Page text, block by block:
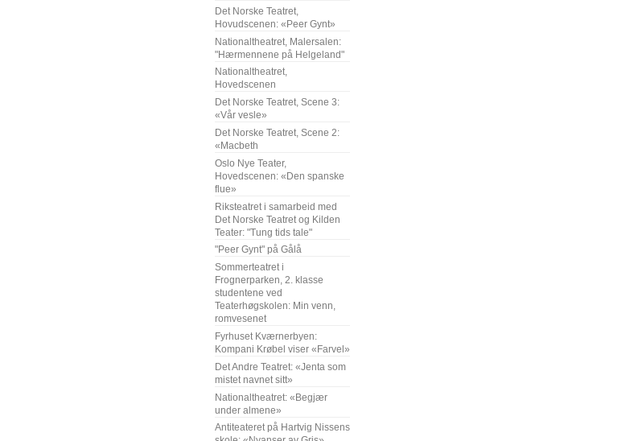
Det Norske Teatret,
Hovudscenen: «Peer Gynt»
Nationaltheatret, Malersalen:
"Hærmennene på Helgeland"
Nationaltheatret,
Hovedscenen
Det Norske Teatret, Scene 3:
«Vår vesle»
Det Norske Teatret, Scene 2:
«Macbeth
Oslo Nye Teater,
Hovedscenen: «Den spanske
flue»
Riksteatret i samarbeid med
Det Norske Teatret og Kilden
Teater: "Tung tids tale"
"Peer Gynt" på Gålå
Sommerteatret i
Frognerparken, 2. klasse
studentene ved
Teaterhøgskolen: Min venn,
romvesenet
Fyrhuset Kværnerbyen:
Kompani Krøbel viser «Farvel»
Det Andre Teatret: «Jenta som
mistet navnet sitt»
Nationaltheatret: «Begjær
under almene»
Antiteateret på Hartvig Nissens